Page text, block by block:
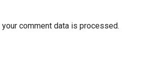
your comment data is processed.